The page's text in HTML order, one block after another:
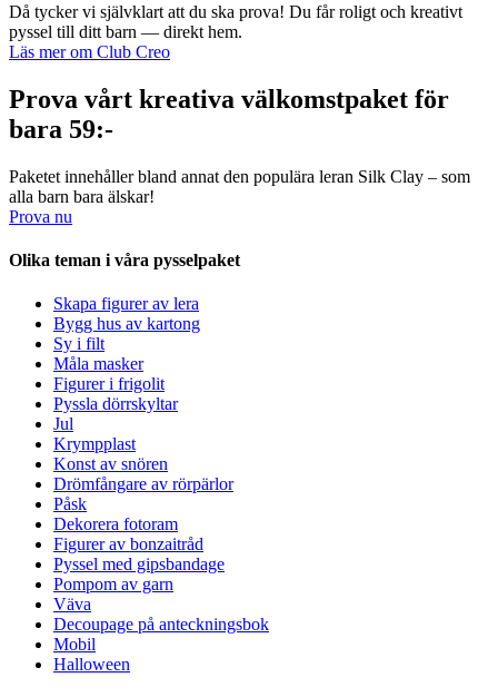
Då tycker vi självklart att du ska prova! Du får roligt och kreativt
pyssel till ditt barn — direkt hem.
Läs mer om Club Creo
Prova vårt kreativa välkomstpaket för
bara 59:-
Paketet innehåller bland annat den populära leran Silk Clay – som
alla barn bara älskar!
Prova nu
Olika teman i våra pysselpaket
Skapa figurer av lera
Bygg hus av kartong
Sy i filt
Måla masker
Figurer i frigolit
Pyssla dörrskyltar
Jul
Krympplast
Konst av snören
Drömfångare av rörpärlor
Påsk
Dekorera fotoram
Figurer av bonzaitråd
Pyssel med gipsbandage
Pompom av garn
Väva
Decoupage på anteckningsbok
Mobil
Halloween